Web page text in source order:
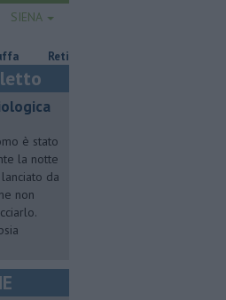
SIENA
Retiambiente, M5S: "Nessun legame con
è stato
la notte
da
non